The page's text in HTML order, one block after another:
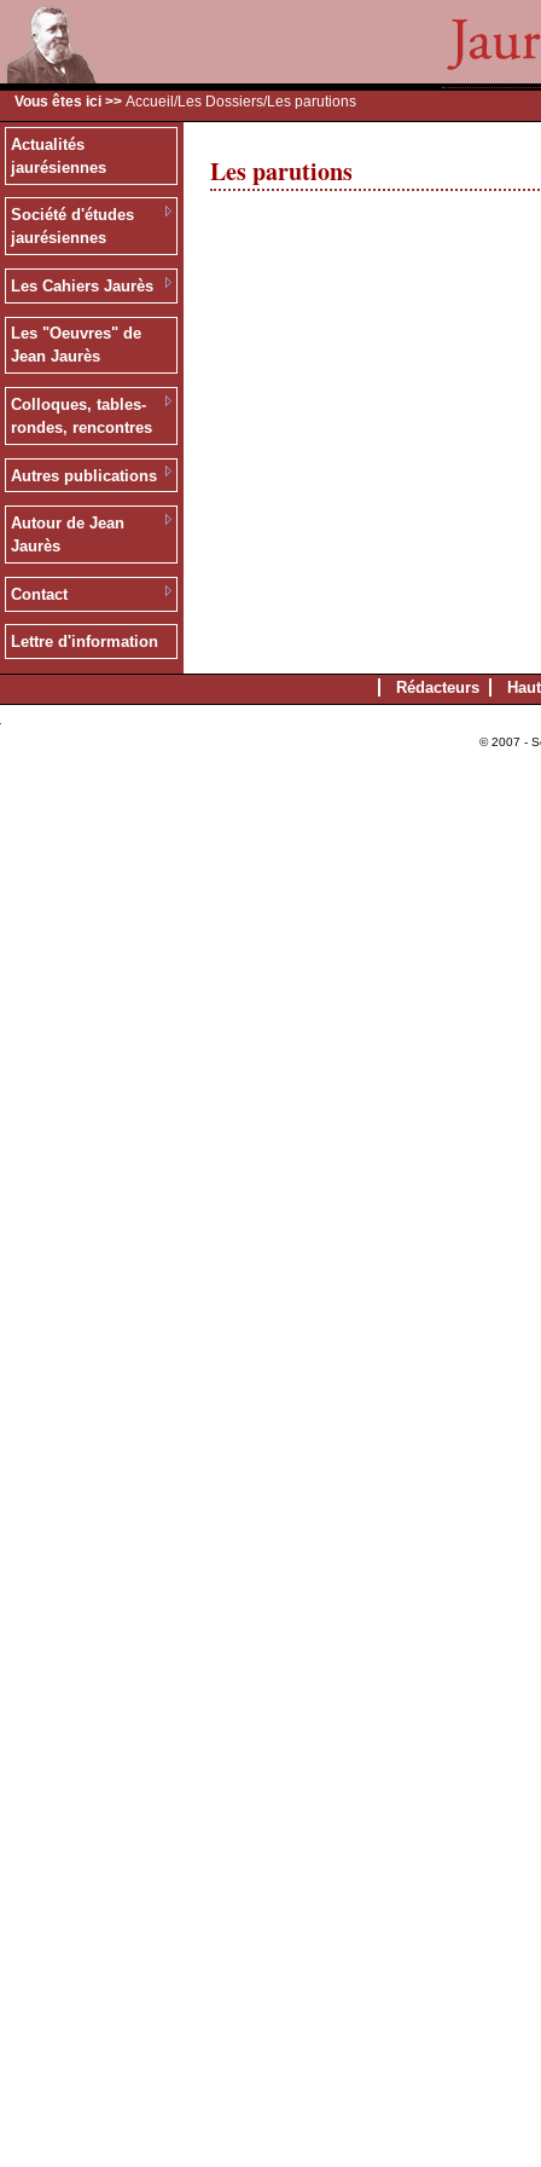
Vous êtes ici >> Accueil /Les Dossiers/Les parutions
Actualités
jaurésiennes
Société d'études
jaurésiennes
Les Cahiers Jaurès
Les "Oeuvres" de
Jean Jaurès
Colloques, tables-
rondes, rencontres
Autres publications
Autour de Jean
Jaurès
Contact
Lettre d'information
Les parutions
Rédacteurs
© 2007 -